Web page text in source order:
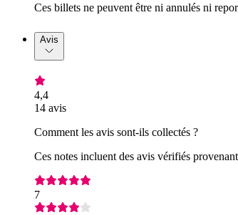
Ces billets ne peuvent être ni annulés ni
Avis
4,4
14 avis
Comment les avis sont-ils collectés ?
Ces notes incluent des avis vérifiés
7